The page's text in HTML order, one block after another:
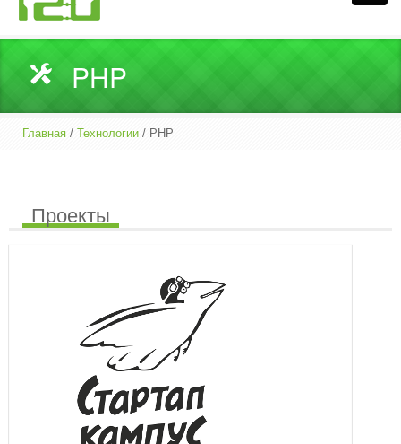
Что делаем
Как делаем
PHP
Главная / Технологии / PHP
Проекты